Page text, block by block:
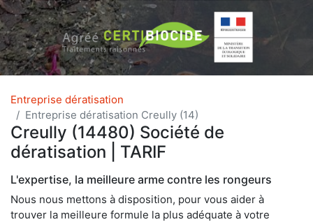
Entreprise dératisation
Entreprise dératisation Creully (14)
Creully (14480) Société de
dératisation | TARIF
L'expertise, la meilleure arme contre les rongeurs
Nous nous mettons à disposition, pour vous aider à
trouver la meilleure formule la plus adéquate à votre